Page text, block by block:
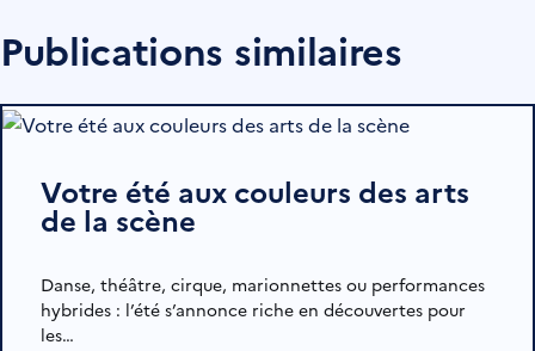
Publications similaires
Votre été aux couleurs des arts
de la scène
Danse, théâtre, cirque, marionnettes ou performances
hybrides : l’été s’annonce riche en découvertes pour
les…